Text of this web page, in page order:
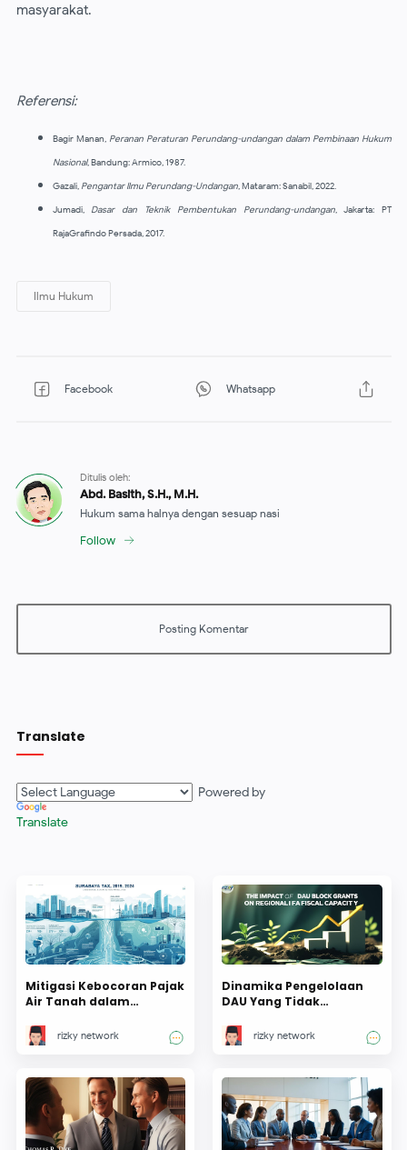
masyarakat.
Referensi:
Bagir Manan, Peranan Peraturan Perundang-undangan dalam Pembinaan Hukum
Nasional, Bandung: Armico, 1987.
Gazali, Pengantar Ilmu Perundang-Undangan, Mataram: Sanabil, 2022.
Jumadi, Dasar dan Teknik Pembentukan Perundang-undangan, Jakarta: PT
RajaGrafindo Persada, 2017.
Translate
Powered by
Translate
Mitigasi Kebocoran Pajak
Air Tanah dalam
Kemandirian Fiskal
Daerah: Studi PAD Kota
2024
rizky network
Dinamika Pengelolaan
DAU Yang Tidak
Penggunaannya: antara
fleksibilitas dan
rizky network